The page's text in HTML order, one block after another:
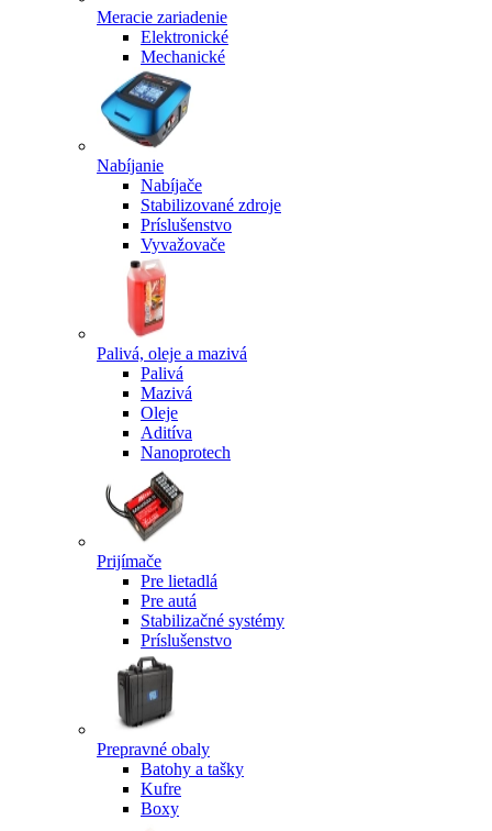
Meracie zariadenie
Elektronické
Mechanické
Nabíjanie
Nabíjače
Stabilizované zdroje
Príslušenstvo
Vyvažovače
Palivá, oleje a mazivá
Palivá
Mazivá
Oleje
Aditíva
Nanoprotech
Prijímače
Pre lietadlá
Pre autá
Stabilizačné systémy
Príslušenstvo
Prepravné obaly
Batohy a tašky
Kufre
Boxy